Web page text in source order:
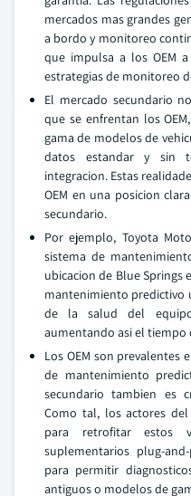
mercados mas grandes
a bordo y monitoreo
que impulsa a los OEM
estrategias de monitoreo
El mercado secundario
que se enfrentan los
gama de modelos de
datos estandar y sin
integracion. Estas
OEM en una posicion
secundario.
Por ejemplo, Toyota
sistema de
ubicacion de Blue Springs
mantenimiento predictivo
de la salud del equipo
aumentando asi el tiempo
Los OEM son prevalentes
de mantenimiento
secundario tambien es
Como tal, los actores
para retrofitar estos
suplementarios plug-
para permitir
antiguos o modelos de